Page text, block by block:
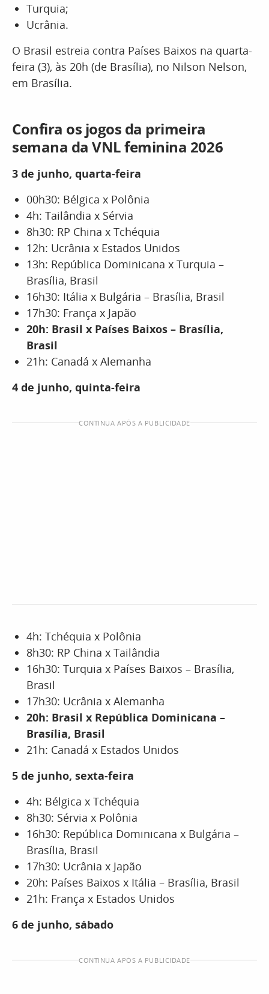
Turquia;
Ucrânia.
O Brasil estreia contra Países Baixos na quarta-
feira (3), às 20h (de Brasília), no Nilson Nelson,
em Brasília.
Confira os jogos da primeira
semana da VNL feminina 2026
3 de junho, quarta-feira
00h30: Bélgica x Polônia
4h: Tailândia x Sérvia
8h30: RP China x Tchéquia
12h: Ucrânia x Estados Unidos
13h: República Dominicana x Turquia –
Brasília, Brasil
16h30: Itália x Bulgária – Brasília, Brasil
17h30: França x Japão
20h: Brasil x Países Baixos – Brasília,
Brasil
21h: Canadá x Alemanha
4 de junho, quinta-feira
CONTINUA APÓS A PUBLICIDADE
4h: Tchéquia x Polônia
8h30: RP China x Tailândia
16h30: Turquia x Países Baixos – Brasília,
Brasil
17h30: Ucrânia x Alemanha
20h: Brasil x República Dominicana –
Brasília, Brasil
21h: Canadá x Estados Unidos
5 de junho, sexta-feira
4h: Bélgica x Tchéquia
8h30: Sérvia x Polônia
16h30: República Dominicana x Bulgária –
Brasília, Brasil
17h30: Ucrânia x Japão
20h: Países Baixos x Itália – Brasília, Brasil
21h: França x Estados Unidos
6 de junho, sábado
CONTINUA APÓS A PUBLICIDADE